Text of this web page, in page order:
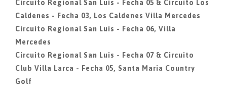
Circuito Regional San Luis - Fecha 05 & Circuito Los
Caldenes - Fecha 03, Los Caldenes Villa Mercedes
Circuito Regional San Luis - Fecha 06, Villa
Mercedes
Circuito Regional San Luis - Fecha 07 & Circuito
Club Villa Larca - Fecha 05, Santa Maria Country
Golf